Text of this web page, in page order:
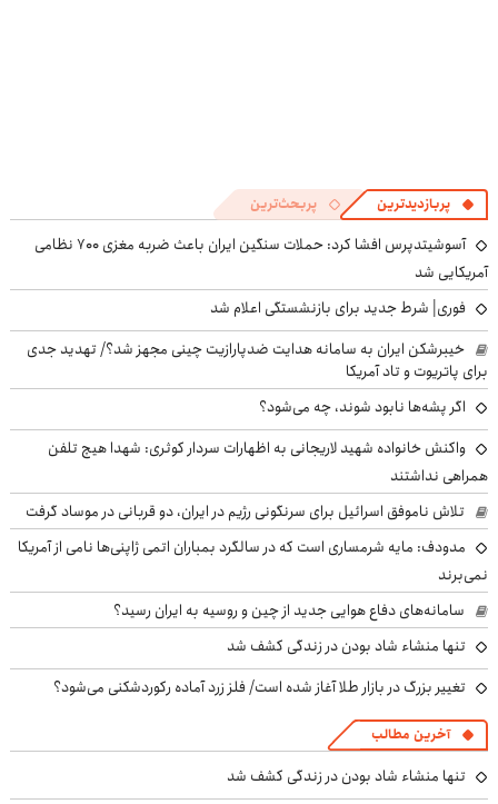
پربازدیدترین پربحث‌ترین
آسوشیتدپرس افشا کرد: حملات سنگین ایران باعث ضربه مغزی ۷۰۰ نظامی
آمریکایی شد
فوری| شرط جدید برای بازنشستگی اعلام شد
خیبرشکن ایران به سامانه هدایت ضدپارازیت چینی مجهز شد؟/ تهدید جدی
برای پاتریوت و تاد آمریکا
اگر پشه‌ها نابود شوند، چه می‌شود؟
واکنش خانواده شهید لاریجانی به اظهارات سردار کوثری: شهدا هیچ تلفن
همراهی نداشتند
تلاش ناموفق اسرائیل برای سرنگونی رژیم در ایران، دو قربانی در موساد گرفت
مدودف: مایه شرمساری است که در سالگرد بمباران اتمی ژاپنی‌ها نامی از آمریکا
نمی‌برند
سامانه‌های دفاع هوایی جدید از چین و روسیه به ایران رسید؟
تنها منشاء شاد بودن در زندگی کشف شد
تغییر بزرگ در بازار طلا آغاز شده است/ فلز زرد آماده رکوردشکنی می‌شود؟
آخرین مطالب
تنها منشاء شاد بودن در زندگی کشف شد